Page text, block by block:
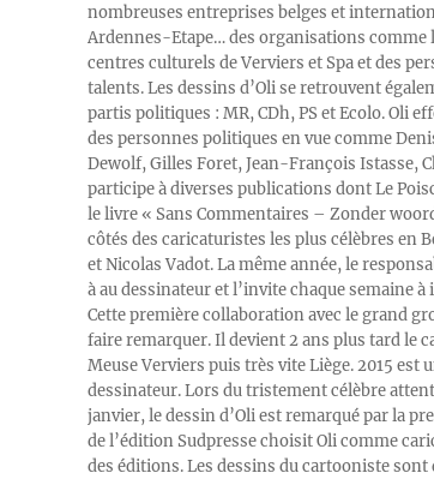
nombreuses entreprises belges et
Ardennes-Etape… des organisations comme
centres culturels de Verviers et Spa et des
talents. Les dessins d’Oli se retrouvent
partis politiques : MR, CDh, PS et Ecolo. Oli
des personnes politiques en vue comme
Dewolf, Gilles Foret, Jean-François Istasse,
participe à diverses publications dont Le
le livre « Sans Commentaires – Zonder
côtés des caricaturistes les plus célèbres en
et Nicolas Vadot. La même année, le
à au dessinateur et l’invite chaque semaine
Cette première collaboration avec le grand
faire remarquer. Il devient 2 ans plus tard le
Meuse Verviers puis très vite Liège. 2015 est
dessinateur. Lors du tristement célèbre
janvier, le dessin d’Oli est remarqué par la
de l’édition Sudpresse choisit Oli comme
des éditions. Les dessins du cartooniste